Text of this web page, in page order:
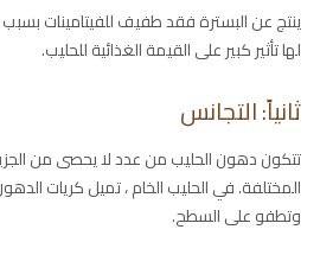
ينتج عن البسترة فقد طفيف للفيتامينات
لها تأثير كبير على القيمة الغذائية للحليب.
ثانياً: التجانس
تتكون دهون الحليب من عدد لا يحصى من
المختلفة. في الحليب الخام ، تميل كريات
وتطفو على السطح.